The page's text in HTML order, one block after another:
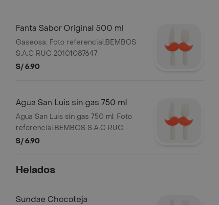
Fanta Sabor Original 500 ml
Gaseosa. Foto referencial.BEMBOS
S.A.C RUC 20101087647
S/ 6.90
Agua San Luis sin gas 750 ml
Agua San Luis sin gas 750 ml. Foto
referencial.BEMBOS S.A.C RUC
20101087647
S/ 6.90
Helados
Sundae Chocoteja